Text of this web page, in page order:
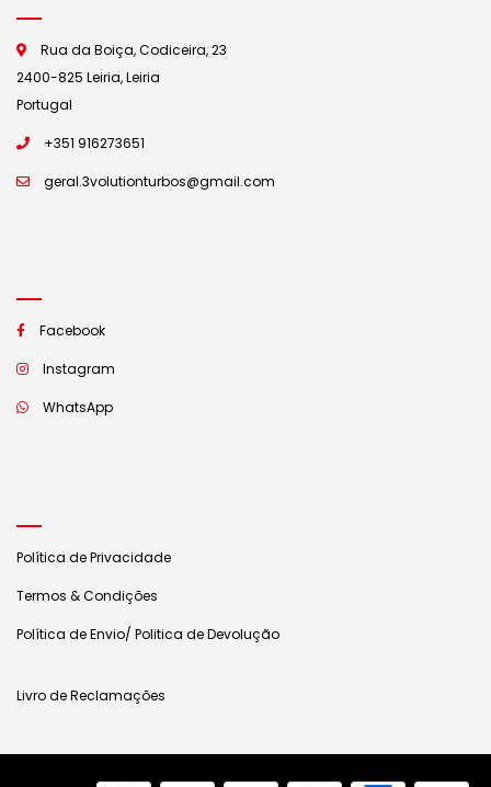
Rua da Boiça, Codiceira, 23
2400-825 Leiria, Leiria
Portugal
+351 916273651
geral.3volutionturbos@gmail.com
Facebook
Instagram
WhatsApp
Política de Privacidade
Termos & Condições
Política de Envio/ Politica de Devolução
Livro de Reclamações